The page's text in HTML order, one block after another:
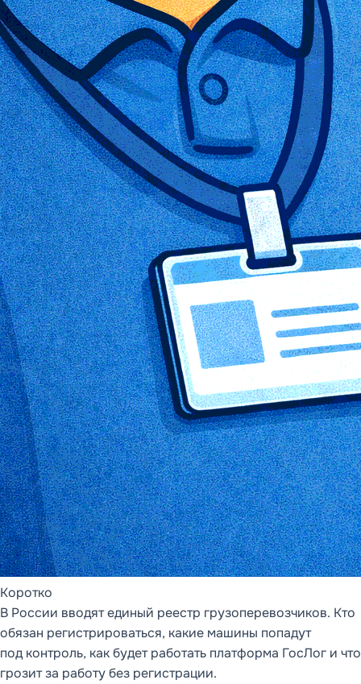
КОНФИГУРАЦИИ И
РАСКРЫВАЕМЫЕ
СПИСКИ
ФУНКЦИОНАЛЬНЫХ
СТАТЕЙ
1С:Предприятие
8
Каталог конфигураций
1С:ERP Статьи (16)
1С:КА Статьи (16)
1С:УТ Статьи (13)
1С:УНФ Статьи (19)
1С:БухгалтерияСтатьи (22)
1С:ЗУП Статьи (8)
1С:Розница Статьи (13)
ОБЗОР ПРОДУКТА,
ФУНКЦИОНАЛЬНЫЕ
СТРАНИЦЫ И
МЕТОДОЛОГИЯ
DDMRP
DD FLOW
Обзор DD FLOW
Управление
производством
Управление цепочкой
поставок
Методология
DDMRP
Статьи (9)
Коротко
В России вводят единый реестр грузоперевозчиков. Кто
обязан регистрироваться, какие машины попадут
под контроль, как будет работать платформа ГосЛог и что
грозит за работу без регистрации.